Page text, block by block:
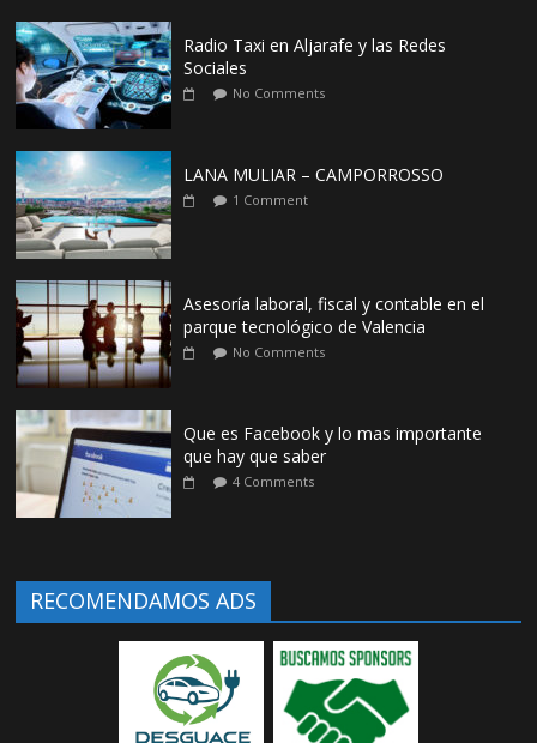
Radio Taxi en Aljarafe y las Redes
Sociales
No Comments
LANA MULIAR – CAMPORROSSO
1 Comment
Asesoría laboral, fiscal y contable en el
parque tecnológico de Valencia
No Comments
Que es Facebook y lo mas importante
que hay que saber
4 Comments
RECOMENDAMOS ADS